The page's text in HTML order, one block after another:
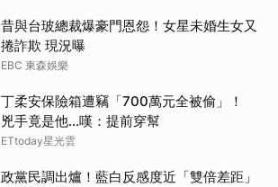
昔與台玻總裁爆豪門恩怨！女星未婚生女又
捲詐欺 現況曝
EBC 東森娛樂
丁柔安保險箱遭竊「700萬元全被偷」！
兇手竟是他...嘆：提前穿幫
ETtoday星光雲
政黨民調出爐！藍白反感度近「雙倍差距」